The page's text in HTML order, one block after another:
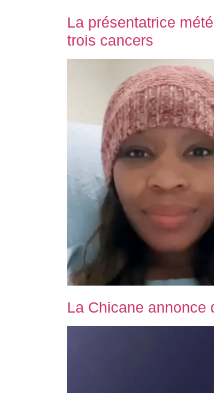
La présentatrice
trois cancers
La Chicane annonce